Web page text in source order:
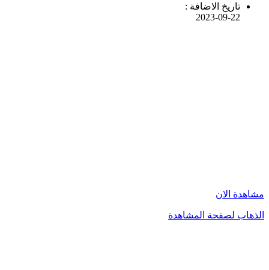
تاريخ الاضافة :
2023-09-22
مشاهدة الان
الذهاب لصفحة المشاهدة